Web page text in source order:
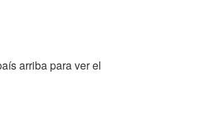
arriba para ver el